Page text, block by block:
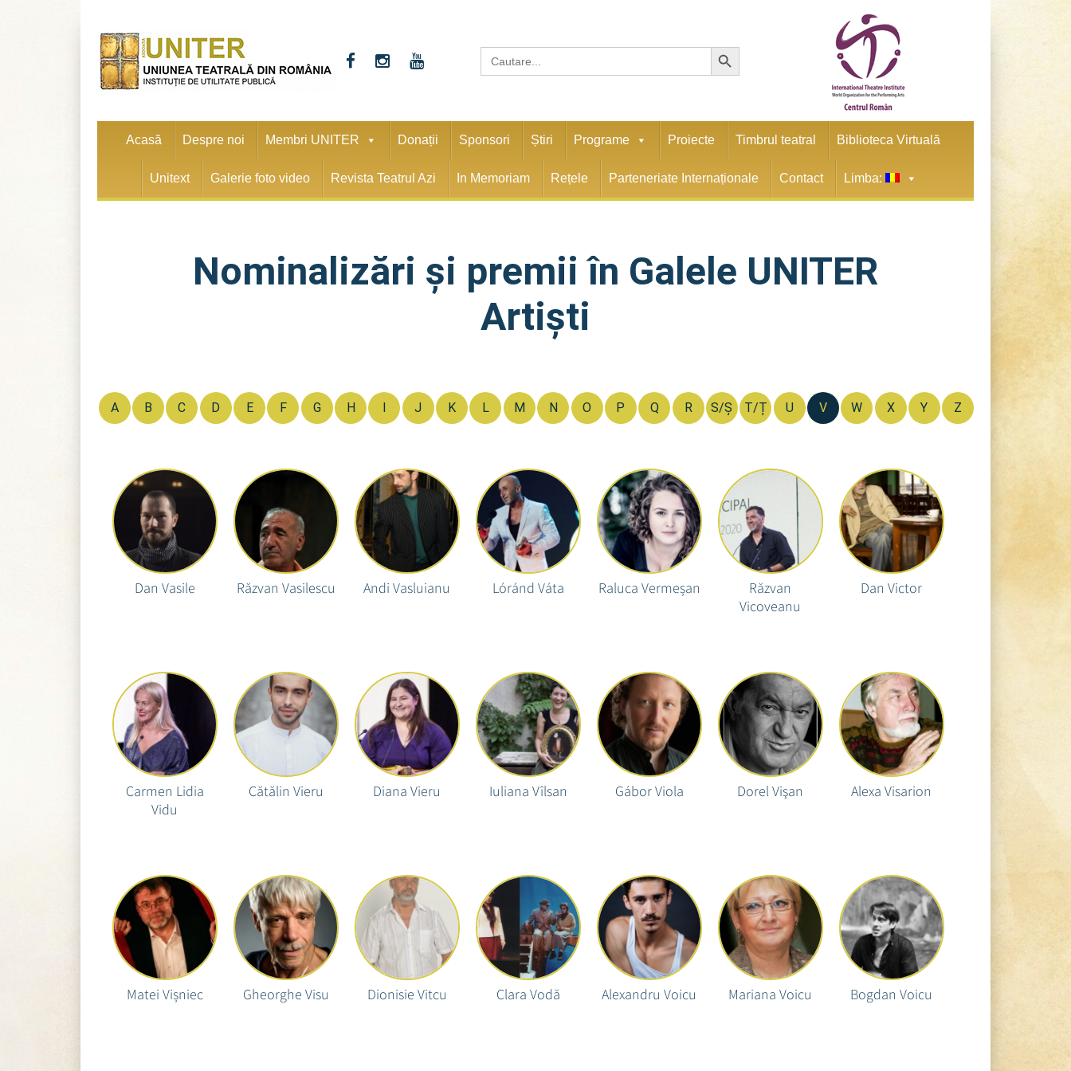
Search
for:
Search Button
Acasă Despre noi Membri UNITER Donații Sponsori Știri Programe Proiecte Timbrul teatral Biblioteca Virtuală
Unitext Galerie foto video Revista Teatrul Azi In Memoriam Rețele Parteneriate Internaționale Contact Limba:
Nominalizări şi premii în Galele UNITER
Artişti
A B C D E F G H I J K L M N O P Q R S/Ș T/Ț U V W X Y Z
Dan Vasile Răzvan Vasilescu Andi Vasluianu Lóránd Váta Raluca Vermeșan
Răzvan
Vicoveanu
Dan Victor
Carmen Lidia
Vidu
Cătălin Vieru Diana Vieru Iuliana Vîlsan Gábor Viola Dorel Vişan Alexa Visarion
Matei Vișniec Gheorghe Visu Dionisie Vitcu Clara Vodă Alexandru Voicu Mariana Voicu Bogdan Voicu